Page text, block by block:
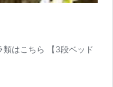
はこちら 【3段ベッド